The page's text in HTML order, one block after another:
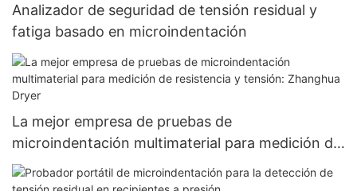
Analizador de seguridad de tensión residual y
fatiga basado en microindentación
La mejor empresa de pruebas de
microindentación multimaterial para medición de
resistencia y tensión: Zhanghua Dryer